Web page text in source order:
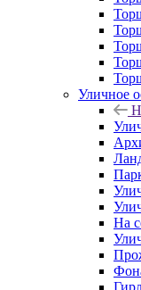
Уличное
На